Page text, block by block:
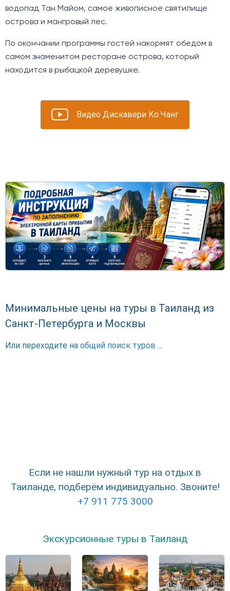
водопад Тан Майом, самое живописное святилище
острова и мангровый лес.
По окончании программы гостей накормят обедом в
самом знаменитом ресторане острова, который
находится в рыбацкой деревушке.
Видео Дискавери Ко Чанг
Минимальные цены на туры в Таиланд из
Санкт-Петербурга и Москвы
Или переходите на общий поиск туров ...
Если не нашли нужный тур на отдых в
Таиланде, подберём индивидуально. Звоните!
+7 911 775 3000
Экскурсионные туры в Таиланд